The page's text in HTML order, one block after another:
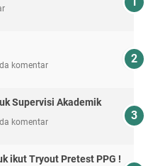
komentar
Supervisi Akademik
komentar
ikut Tryout Pretest PPG !